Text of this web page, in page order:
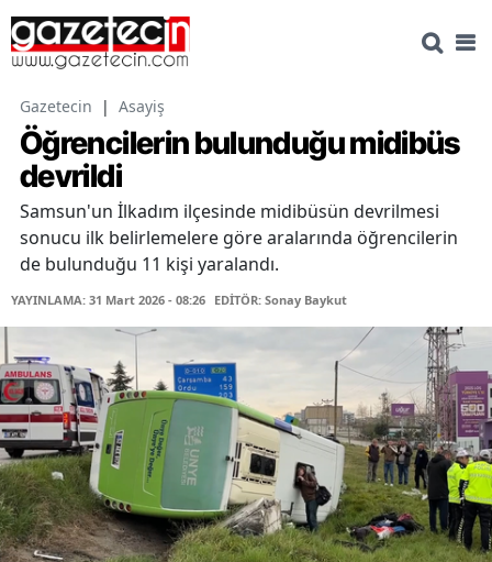
Gazetecin | Asayiş
Öğrencilerin bulunduğu midibüs
devrildi
Samsun'un İlkadım ilçesinde midibüsün devrilmesi
sonucu ilk belirlemelere göre aralarında öğrencilerin
de bulunduğu 11 kişi yaralandı.
YAYINLAMA: 31 Mart 2026 - 08:26 EDİTÖR: Sonay Baykut